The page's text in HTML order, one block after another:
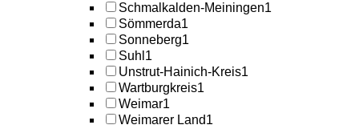
Schmalkalden-Meiningen1
Sömmerda1
Sonneberg1
Suhl 1
Unstrut-Hainich-Kreis1
Wartburgkreis1
Weimar1
Weimarer Land1